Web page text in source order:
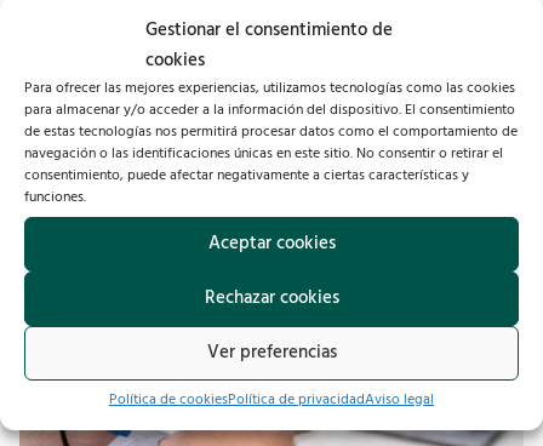
Gestionar el consentimiento de
cookies
Para ofrecer las mejores experiencias, utilizamos tecnologías como las cookies
para almacenar y/o acceder a la información del dispositivo. El consentimiento
de estas tecnologías nos permitirá procesar datos como el comportamiento de
navegación o las identificaciones únicas en este sitio. No consentir o retirar el
consentimiento, puede afectar negativamente a ciertas características y
funciones.
Aceptar cookies
Rechazar cookies
Ver preferencias
Política de cookiesPolítica de privacidadAviso legal
estética
julio 21, 2026
Leer más »